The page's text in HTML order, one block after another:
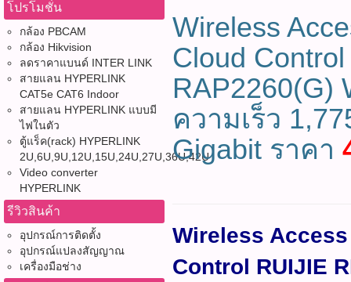
โปรโมชั่น
กล้อง PBCAM
กล้อง Hikvision
ลดราคาแบนด์ INTER LINK
สายแลน HYPERLINK
CAT5e CAT6 Indoor
สายแลน HYPERLINK แบบมี
ไฟในตัว
ตู้แร็ค(rack) HYPERLINK
2U,6U,9U,12U,15U,24U,27U,36U,42U
Video converter
HYPERLINK
รีวิวสินค้า
อุปกรณ์การติดตั้ง
อุปกรณ์แปลงสัญญาณ
เครื่องมือช่าง
Wireless
Cloud
RAP2260(G)
ความเร็ว
Gigabit ราคา
Wireless
Control RUIJIE